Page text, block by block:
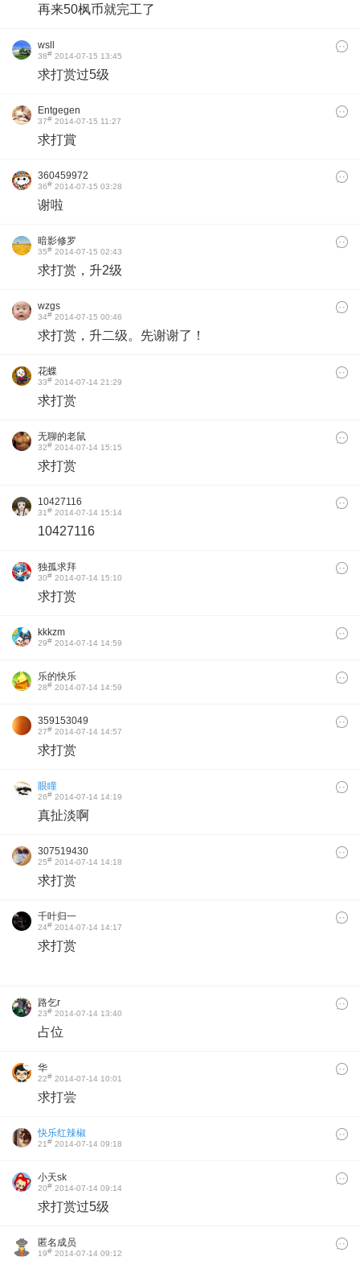
再来50枫币就完工了
wsll
38# 2014-07-15 13:45
求打赏过5级
Entgegen
37# 2014-07-15 11:27
求打賞
360459972
36# 2014-07-15 03:28
谢啦
暗影修罗
35# 2014-07-15 02:43
求打赏，升2级
wzgs
34# 2014-07-15 00:46
求打赏，升二级。 先谢谢了！
花蝶
33# 2014-07-14 21:29
求打赏
无聊的老鼠
32# 2014-07-14 15:15
求打赏
10427116
31# 2014-07-14 15:14
10427116
独孤求拜
30# 2014-07-14 15:10
求打赏
kkkzm
29# 2014-07-14 14:59
乐的快乐
28# 2014-07-14 14:59
359153049
27# 2014-07-14 14:57
求打赏
眼瞳
26# 2014-07-14 14:19
真扯淡啊
307519430
25# 2014-07-14 14:18
求打赏
千叶归一
24# 2014-07-14 14:17
求打赏
路乞r
23# 2014-07-14 13:40
占位
华
22# 2014-07-14 10:01
求打尝
快乐红辣椒
21# 2014-07-14 09:18
小天sk
20# 2014-07-14 09:14
求打赏过5级
匿名成员
19# 2014-07-14 09:12